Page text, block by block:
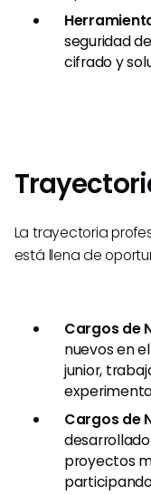
seguridad
cifrado y
La trayectoria
está llena de
Cargos de
nuevos en
junior,
Cargos de
proyectos